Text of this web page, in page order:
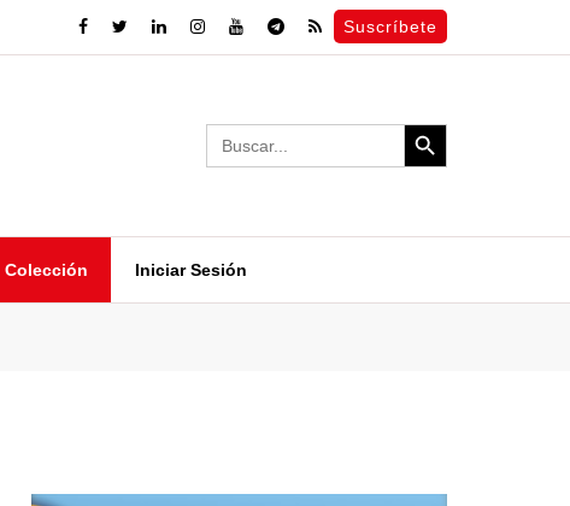
Suscríbete
Search
for:
Search Button
Colección Iniciar Sesión